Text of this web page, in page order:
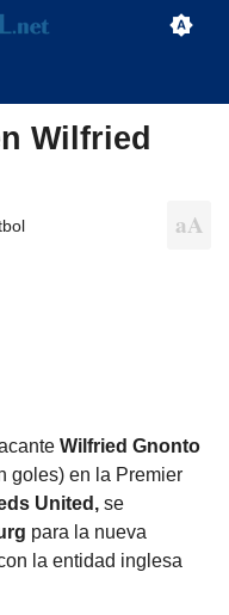
Wilfried
Wilfried Gnonto
goles) en la Premier
United, se
para la nueva
la entidad inglesa